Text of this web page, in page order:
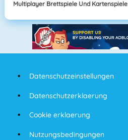
Multiplayer Brettspiele Und Kartenspiele
Datenschutzeinstellungen
Datenschutzerklaerung
Cookie erklaerung
Nutzungsbedingungen